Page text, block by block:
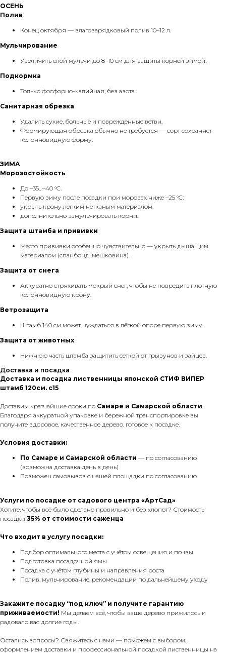
ОСЕНЬ
Полив
Конец октября — влагозарядковый полив 10–12 л.
Мульчирование
Увеличить слой мульчи до 8–10 см для защиты корней зимой.
Подкормка
Только фосфорно-калийная, без азота.
Санитарная обрезка
Удалить сухие, больные и повреждённые ветви.
Формирующая обрезка обычно не требуется — сорт сохраняет
колонновидную форму.
ЗИМА
Морозостойкость
До –35…–40 °C.
Первую зиму после посадки при морозах ниже –25 °C:
укрыть крону лёгким нетканым материалом,
дополнительно замульчировать корни.
Защита штамба и прививки
Место прививки особенно чувствительно — укрыть дышащим
материалом (спанбонд, мешковина).
Защита от снега
Аккуратно стряхивать мокрый снег, чтобы не повредить плотную
колонновидную крону.
Ветрозащита
Штамб 140 см может нуждаться в лёгкой опоре первую зиму.
Защита от животных
Нижнюю часть штамба защитить сеткой от грызунов и зайцев.
Доставка и посадка
Доставка и посадка лиственницы японской СТИФ ВИПЕР
штамб 120см. с15
Доставим кратчайшие сроки по Самаре и Самарской области.
Благодаря аккуратной упаковке и бережной транспортировке вы
получите здоровое, качественное дерево, готовое к посадке.
Условия доставки:
По Самаре и Самарской области — по согласованию
(возможна доставка день в день)
Возможен самовывоз с нашей площадки по согласованию
Услуги по посадке от садового центра «АртСад»
Хотите, чтобы всё было сделано правильно и без хлопот? Стоимость
посадки 35% от стоимости саженца
Что входит в услугу посадки:
Подбор оптимального места с учётом освещения и почвы
Подготовка посадочной ямы
Посадка с учётом глубины и направления роста
Полив, мульчирование, рекомендации по дальнейшему уходу
Закажите посадку “под ключ” и получите гарантию
приживаемости! Мы делаем всё, чтобы ваше дерево прижилось и
радовало вас долгие годы.
Остались вопросы? Свяжитесь с нами — поможем с выбором,
оформлением доставки и профессиональной посадкой лиственницы на